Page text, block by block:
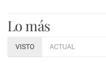
Lo más
VISTO ACTUAL